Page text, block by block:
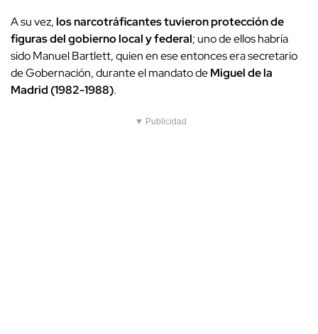
A su vez,los narcotráficantes tuvieron protección de
figuras del gobierno local y federal; uno de ellos habría
sido Manuel Bartlett, quien en ese entonces era secretario
de Gobernación, durante el mandato deMiguel de la
Madrid (1982-1988).
▼ Publicidad